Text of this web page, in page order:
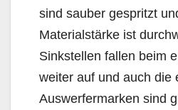
sind sauber gespritzt
Materialstärke ist
Sinkstellen fallen beim
weiter auf und auch die
Auswerfermarken sind